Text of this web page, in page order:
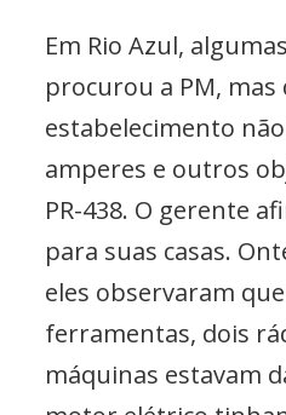
Em Rio Azul,
procurou a PM,
estabelecimento
amperes e outros
PR-438. O gerente
para suas casas.
eles observaram
ferramentas, dois
máquinas estavam